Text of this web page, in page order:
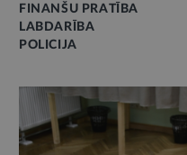
FINANŠU PRATĪBA
LABDARĪBA
POLICIJA